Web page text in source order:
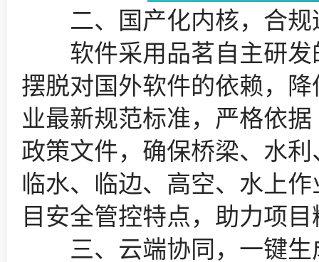
二、国产化内核，合规
软件采用品茗自主研发
摆脱对国外软件的依赖，
业最新规范标准，严格依
政策文件，确保桥梁、水
临水、临边、高空、水上
目安全管控特点，助力项
三、云端协同，一键生